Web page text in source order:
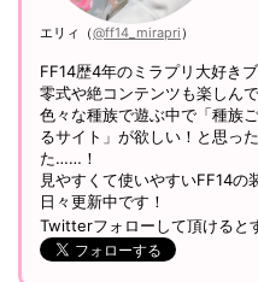
エリィ（@ff14_mirapri）
FF14歴4年のミラプリ大好き
零式や絶コンテンツも楽しん
色々な種族で遊ぶ中で「種族
るサイト」が欲しい！と思っ
た……！
見やすくて使いやすいFF14の
日々更新中です！
Twitterフォローして頂けると